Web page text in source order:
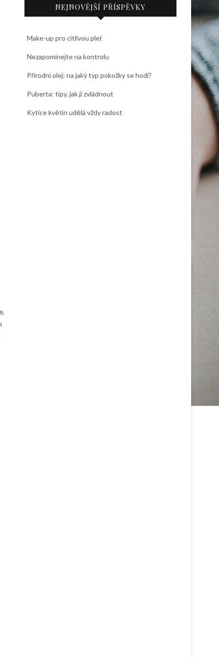
NEJNOVĚJŠÍ PŘÍSPĚVKY
Make-up pro citlivou pleť
Nezapomínejte na kontrolu
Přírodní olej: na jaký typ pokožky se hodí?
Puberta: tipy, jak ji zvládnout
Kytice květin udělá vždy radost